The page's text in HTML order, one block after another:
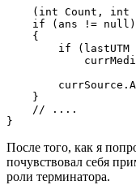
(int Count, int
    if (ans != null)
    {
if (lastUTM
    }
// ....
}
После того, как я
почувствовал себя
роли терминатора.